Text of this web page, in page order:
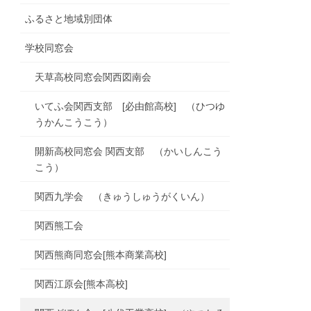
ふるさと地域別団体
学校同窓会
天草高校同窓会関西図南会
いてふ会関西支部 [必由館高校] （ひつゆ
うかんこうこう）
開新高校同窓会 関西支部 （かいしんこう
こう）
関西九学会 （きゅうしゅうがくいん）
関西熊工会
関西熊商同窓会[熊本商業高校]
関西江原会[熊本高校]